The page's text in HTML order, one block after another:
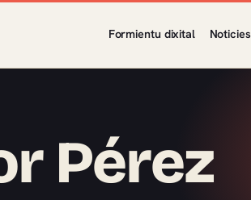
Formientu dixital Noticies
Pérez